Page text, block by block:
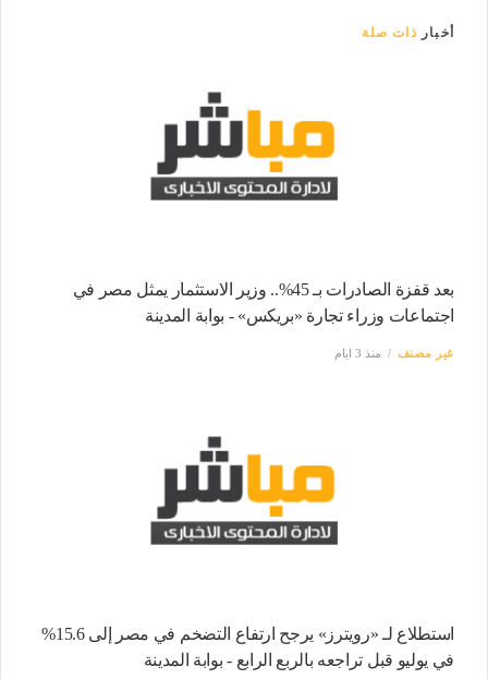
أخبار ذات صلة
بعد قفزة الصادرات بـ 45%.. وزير الاستثمار يمثل مصر في
اجتماعات وزراء تجارة «بريكس» - بوابة المدينة
غير مصنف منذ 3 ايام
استطلاع لـ «رويترز» يرجح ارتفاع التضخم في مصر إلى 15.6%
في يوليو قبل تراجعه بالربع الرابع - بوابة المدينة